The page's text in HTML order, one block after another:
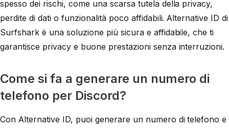
spesso dei rischi, come una scarsa tutela della privacy,
perdite di dati o funzionalità poco affidabili. Alternative ID di
Surfshark è una soluzione più sicura e affidabile, che ti
garantisce privacy e buone prestazioni senza interruzioni.
Come si fa a generare un numero di
telefono per Discord?
Con Alternative ID, puoi generare un numero di telefono e